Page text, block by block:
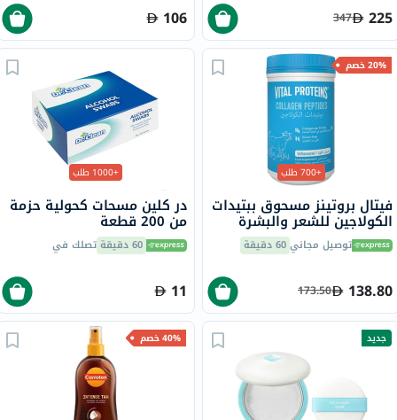
225
347
106
20% خصم
+700 طلب
فيتال بروتينز مسحوق ببتيدات
الكولاجين للشعر والبشرة
والأظافر 284 جرامتوصيل مجاني60 دقيقة
138.80
173.50
+1000 طلب
در كلين مسحات كحولية حزمة
من 200 قطعة
60 دقيقة تصلك في
11
جديد 40% خصم